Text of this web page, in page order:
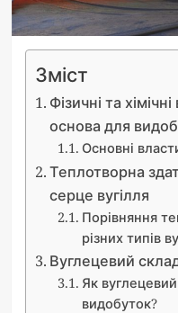
Зміст
Фізичні та
основа для
Основні
Теплотворна
серце вугілля
Порівняння
різних типів
Вуглецевий
Як
видобуток?